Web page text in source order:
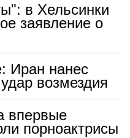
в Хельсинки
заявление о
Иран нанес
возмездия
впервые
порноактрисы